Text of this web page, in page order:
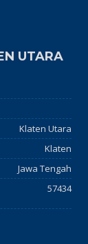
UTARA
Klaten Utara
Klaten
Jawa Tengah
57434